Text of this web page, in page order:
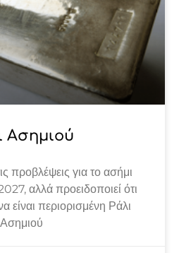
Ασημιού
προβλέψεις για το ασήμι
αλλά προειδοποιεί ότι
είναι περιορισμένη Ράλι
Ασημιού